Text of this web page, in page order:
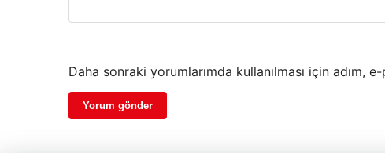
Daha sonraki yorumlarımda kullanılması için adım,